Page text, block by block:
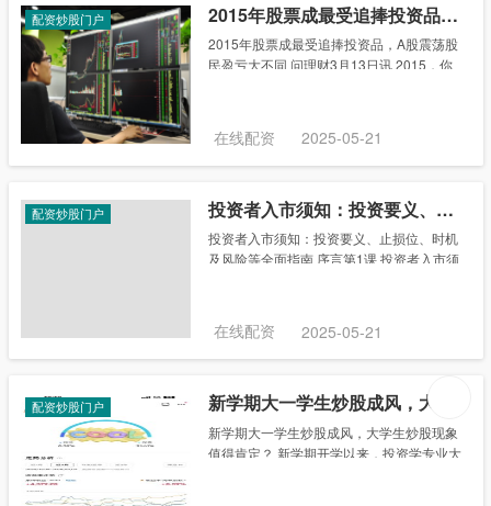
配资炒股门户 2015年股票成最受追捧投资品，A股震荡股民盈亏大不同
2015年股票成最受追捧投资品，A股震荡股
民盈亏大不同 问理财3月13日讯 2015，你
姓追捧的投资品，股票高居榜......
在线配资 2025-05-21
配资炒股门户 投资者入市须知：投资要义、止损位、时机及风险等全面指南
投资者入市须知：投资要义、止损位、时机
及风险等全面指南 序言第1课 投资者入市须
的铁律 股票的风险......
在线配资 2025-05-21
配资炒股门户
新学期大一学生炒股成风，大学生炒股现象
值得肯定？ 新学期开学以来，投资学专业大